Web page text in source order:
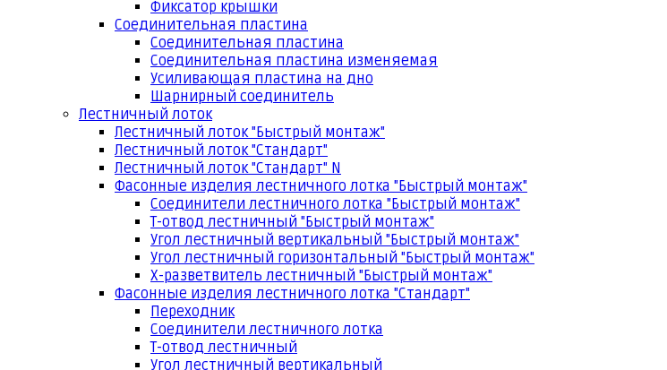
Фиксатор крышки
Соединительная пластина
Соединительная пластина
Соединительная пластина изменяемая
Усиливающая пластина на дно
Шарнирный соединитель
Лестничный лоток
Лестничный лоток "Быстрый монтаж"
Лестничный лоток "Стандарт"
Лестничный лоток "Стандарт" N
Фасонные изделия лестничного лотка "Быстрый монтаж"
Соединители лестничного лотка "Быстрый монтаж"
Т-отвод лестничный "Быстрый монтаж"
Угол лестничный вертикальный "Быстрый монтаж"
Угол лестничный горизонтальный "Быстрый монтаж"
Х-разветвитель лестничный "Быстрый монтаж"
Фасонные изделия лестничного лотка "Стандарт"
Переходник
Соединители лестничного лотка
Т-отвод лестничный
Угол лестничный вертикальный